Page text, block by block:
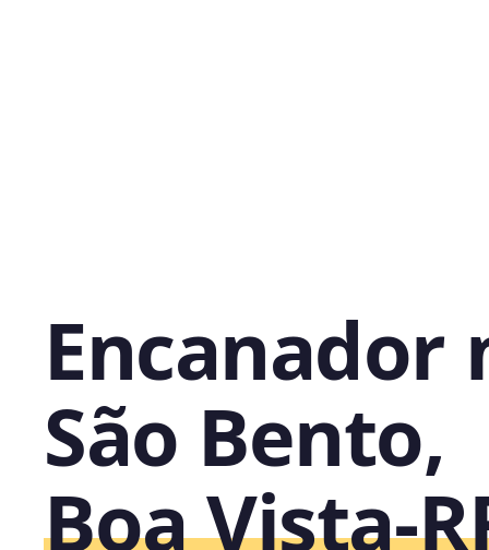
Encanador
São Bento,
Boa